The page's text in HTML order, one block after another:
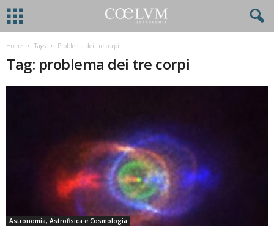
Home Tags Problema dei tre corpi
Tag: problema dei tre corpi
Astronomia, Astrofisica e Cosmologia